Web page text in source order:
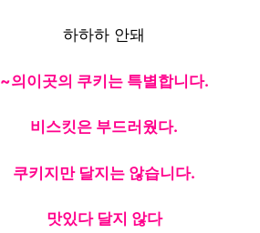
하하하 안돼
~의이곳의 쿠키는 특별합니다.
비스킷은 부드러웠다.
쿠키지만 달지는 않습니다.
맛있다 달지 않다